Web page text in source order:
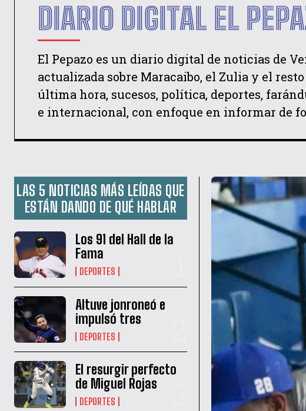
He
DIARIO DIGITAL EL
El Pepazo es un diario digital de noticias de
actualizada sobre Maracaibo, el Zulia y el
última hora, sucesos, política, deportes,
e internacional, con enfoque en informar de
LAS 5 NOTICIAS MÁS LEÍDAS QUE
ESTÁN DANDO DE QUÉ HABLAR
Los 91 del Hall de la
Fama
DEPORTES
Altuve jonroneó e
impulsó tres
DEPORTES
El resurgir perfecto
de Miguel Rojas
DEPORTES